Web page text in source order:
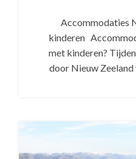
Accommodaties
kinderen
met kinderen?
door Nieuw Zeeland